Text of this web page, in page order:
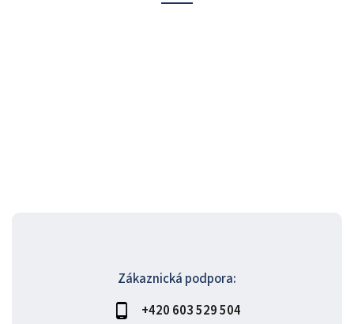
Zákaznická podpora:
+420 603 529 504